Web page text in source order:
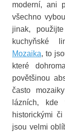
moderní, ani
všechno
jinak,
kuchyňské
Mozaika, to
které
povětšinou
často
lázních, kde
historickými
jsou velmi